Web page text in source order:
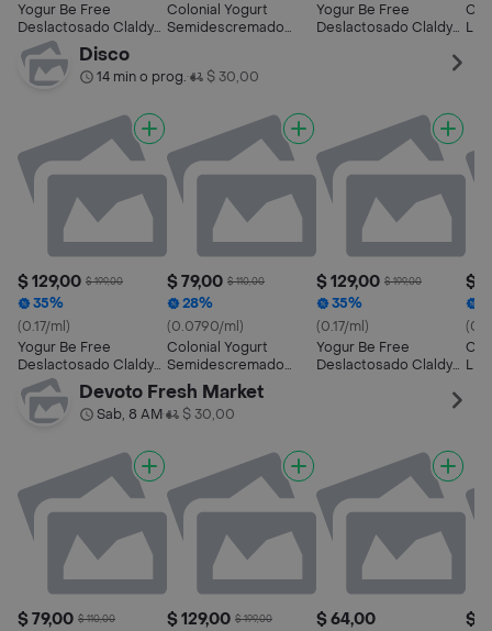
Yogur Be Free
Deslactosado Claldy
Durazno
Colonial Yogurt
Semidescremado
Yogur Be Free
Deslactosado Claldy
Disco
14 min o prog.• $ 30,00
$ 129,00 $ 199,00
35%
(0.17/ml)
Yogur Be Free
Deslactosado Claldy
Durazno
$ 79,00 $ 110,00
28%
(0.0790/ml)
Colonial Yogurt
Semidescremado
Sabor Vainilla
$ 129,00 $ 199,00
35%
(0.17/ml)
Yogur Be Free
Deslactosado Claldy
$
Devoto Fresh Market
Sab, 8 AM• $ 30,00
$ 79,00 $ 110,00 $ 129,00 $ 199,00 $ 64,00 $